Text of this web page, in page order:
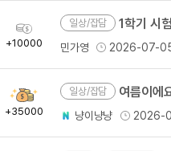
획
득
+10000
일상/잡담 1학기 시험
민가영 2026-07-
획
득
+35000
일상/잡담 여름이에
냥이냥냥 2026-